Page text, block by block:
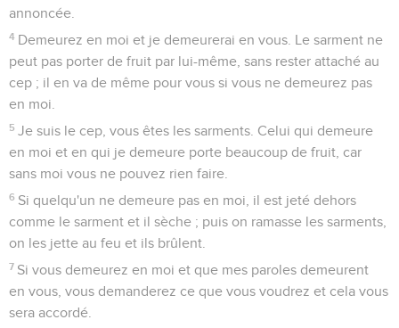
annoncée.
4 Demeurez en moi et je demeurerai en vous. Le sarment ne
peut pas porter de fruit par lui-même, sans rester attaché au
cep ; il en va de même pour vous si vous ne demeurez pas
en moi.
5 Je suis le cep, vous êtes les sarments. Celui qui demeure
en moi et en qui je demeure porte beaucoup de fruit, car
sans moi vous ne pouvez rien faire.
6 Si quelqu'un ne demeure pas en moi, il est jeté dehors
comme le sarment et il sèche ; puis on ramasse les sarments,
on les jette au feu et ils brûlent.
7 Si vous demeurez en moi et que mes paroles demeurent
en vous, vous demanderez ce que vous voudrez et cela vous
sera accordé.